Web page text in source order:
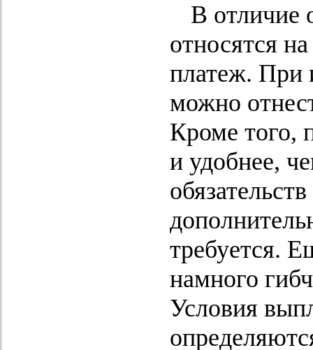
В отличие
относятся
платеж. При
можно
Кроме того,
и удобнее,
требуется.
намного
Условия